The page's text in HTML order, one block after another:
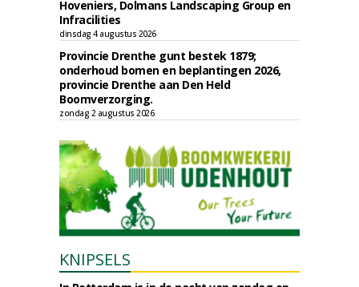
Hoveniers, Dolmans Landscaping Group en
Infracilities
dinsdag 4 augustus 2026
Provincie Drenthe gunt bestek 1879;
onderhoud bomen en beplantingen 2026,
provincie Drenthe aan Den Held
Boomverzorging.
zondag 2 augustus 2026
KNIPSELS